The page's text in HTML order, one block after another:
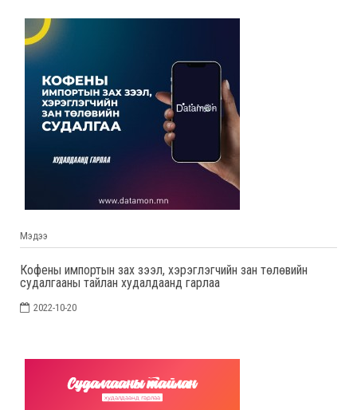
Мэдээ
Кофены импортын зах зээл, хэрэглэгчийн зан төлөвийн
судалгааны тайлан худалдаанд гарлаа
2022-10-20